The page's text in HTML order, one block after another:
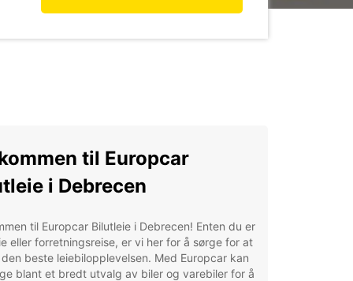
til Europcar
i Debrecen
til Europcar Bilutleie i Debrecen! Enten du er
eller forretningsreise, er vi her for å sørge for at
beste leiebilopplevelsen. Med Europcar kan
blant et bredt utvalg av biler og varebiler for å